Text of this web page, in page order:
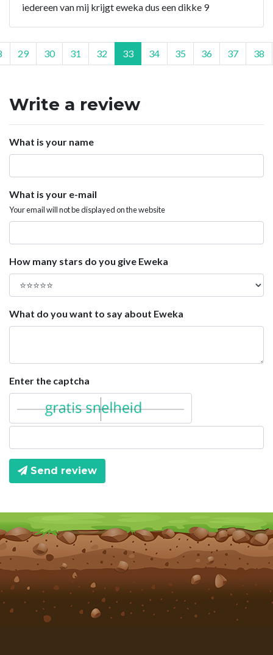
iedereen van mij krijgt eweka dus een dikke 9
29 30 31 32 33 34 35 36 37 38
Write a review
What is your name
What is your e-mail
Your email will not be displayed on the website
How many stars do you give Eweka
What do you want to say about Eweka
Enter the captcha
Send review